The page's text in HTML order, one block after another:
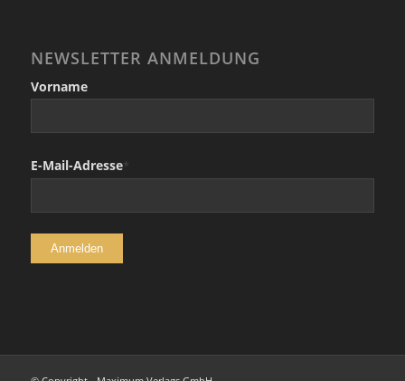
NEWSLETTER ANMELDUNG
Vorname
E-Mail-Adresse*